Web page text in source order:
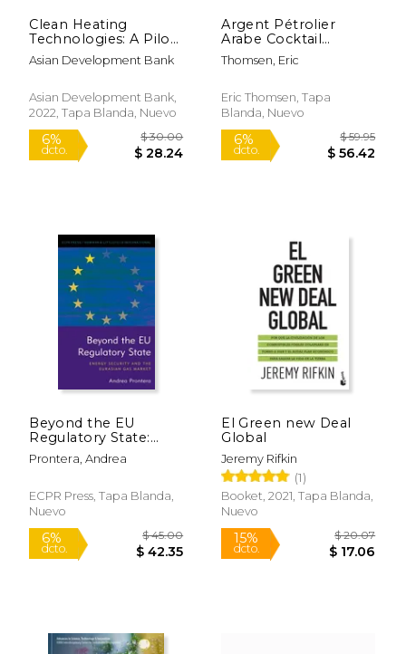
15%
dcto.
Clean Heating
Technologies: A Pilot
Project Case Study
From Northern
China (en Inglés)
Asian Development Bank
Asian Development Bank,
2022, Tapa Blanda, Nuevo
Argent Pétrolier
Arabe Cocktail
Toxique (en Inglés)
Thomsen, Eric
Eric Thomsen, Tapa
Blanda, Nuevo
Beyond the EU
Regulatory State:
Energy Security and
the Eurasian Gas
Prontera, Andrea
ECPR Press, Tapa Blanda,
Nuevo
El Green new Deal
Global
Jeremy Rifkin
(1)
Booket, 2021, Tapa Blanda,
Nuevo